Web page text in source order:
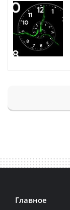
Главное